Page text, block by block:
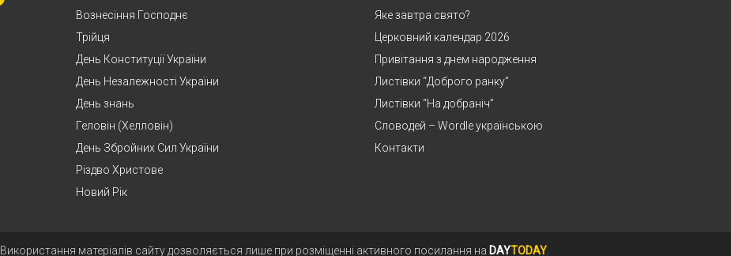
Вознесіння Господнє
Трійця
День Конституції України
День Незалежності України
День знань
Геловін (Хелловін)
День Збройних Сил України
Різдво Христове
Новий Рік
Яке завтра свято?
Церковний календар 2026
Привітання з днем народження
Листівки “Доброго ранку”
Листівки “На добраніч”
Словодей – Wordle українською
Контакти
Використання матеріалів сайту дозволяється лише при розміщенні активного посилання на DAYTODAY